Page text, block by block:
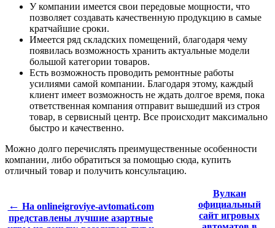
У компании имеется свои передовые мощности, что
позволяет создавать качественную продукцию в самые
кратчайшие сроки.
Имеется ряд складских помещений, благодаря чему
появилась возможность хранить актуальные модели
большой категории товаров.
Есть возможность проводить ремонтные работы
усилиями самой компании. Благодаря этому, каждый
клиент имеет возможность не ждать долгое время, пока
ответственная компания отправит вышедший из строя
товар, в сервисный центр. Все происходит максимально
быстро и качественно.
Можно долго перечислять преимущественные особенности
компании, либо обратиться за помощью сюда, купить
отличный товар и получить консультацию.
← На onlineigroviye-avtomati.com
представлены лучшие азартные
Вулкан
официальный
сайт игровых